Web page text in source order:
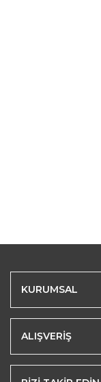
KURUMSAL
ALIŞVERİŞ